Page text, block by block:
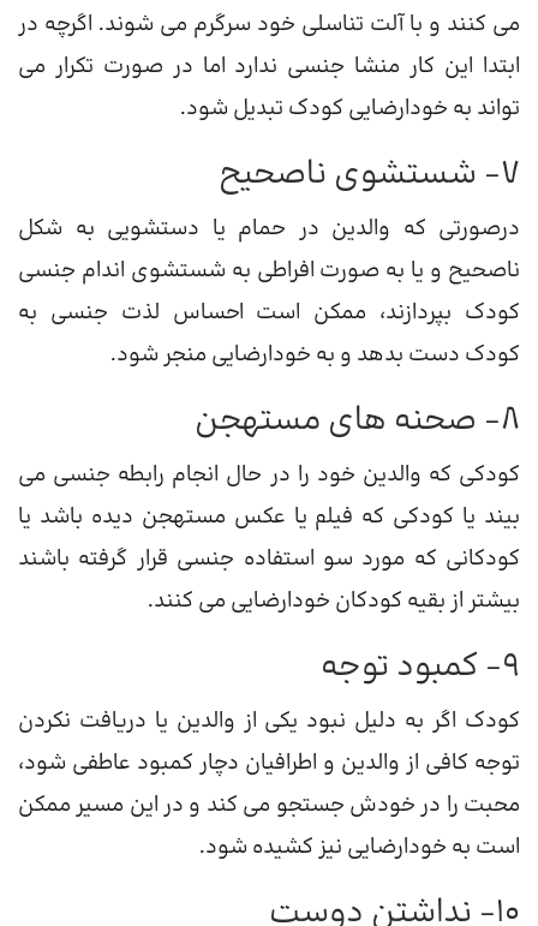
می کنند و با آلت تناسلی خود سرگرم می شوند. اگرچه در
ابتدا این کار منشا جنسی ندارد اما در صورت تکرار می
تواند به خودارضایی کودک تبدیل شود.
7- شستشوی ناصحیح
درصورتی که والدین در حمام یا دستشویی به شکل
ناصحیح و یا به صورت افراطی به شستشوی اندام جنسی
کودک بپردازند، ممکن است احساس لذت جنسی به
کودک دست بدهد و به خودارضایی منجر شود.
8- صحنه های مستهجن
کودکی که والدین خود را در حال انجام رابطه جنسی می
بیند یا کودکی که فیلم یا عکس مستهجن دیده باشد یا
کودکانی که مورد سو استفاده جنسی قرار گرفته باشند
بیشتر از بقیه کودکان خودارضایی می کنند.
9- کمبود توجه
کودک اگر به دلیل نبود یکی از والدین یا دریافت نکردن
توجه کافی از والدین و اطرافیان دچار کمبود عاطفی شود،
محبت را در خودش جستجو می کند و در این مسیر ممکن
است به خودارضایی نیز کشیده شود.
10- نداشتن دوست